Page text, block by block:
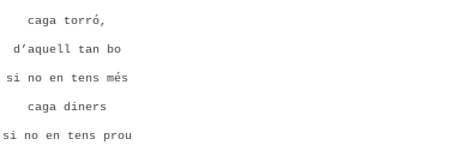
caga torró,
d’aquell tan bo
si no en tens més
caga diners
si no en tens prou